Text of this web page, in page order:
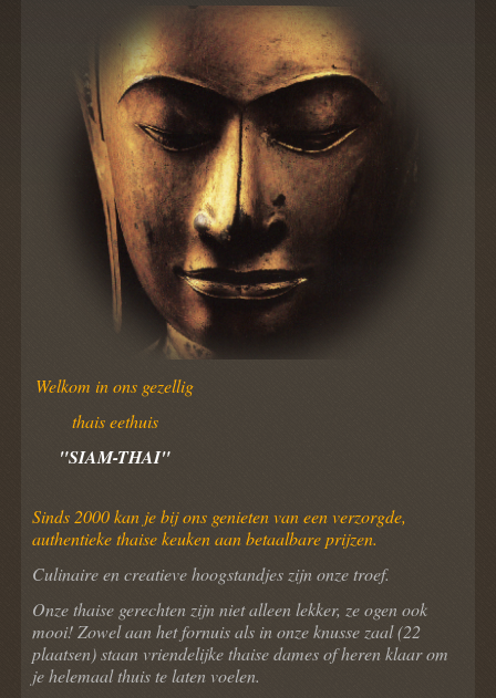
Welkom in ons gezellig
thais eethuis
"SIAM-THAI"
Sinds 2000 kan je bij ons genieten van een verzorgde,
authentieke thaise keuken aan betaalbare prijzen.
Culinaire en creatieve hoogstandjes zijn onze troef.
Onze thaise gerechten zijn niet alleen lekker, ze ogen ook
mooi! Zowel aan het fornuis als in onze knusse zaal (22
plaatsen) staan vriendelijke thaise dames of heren klaar om
je helemaal thuis te laten voelen.